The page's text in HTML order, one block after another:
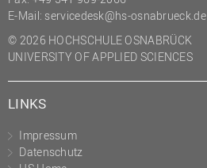
E-Mail: servicedesk@hs-osnabrueck.de
© 2026 HOCHSCHULE OSNABRÜCK
UNIVERSITY OF APPLIED SCIENCES
LINKS
Impressum
Datenschutz